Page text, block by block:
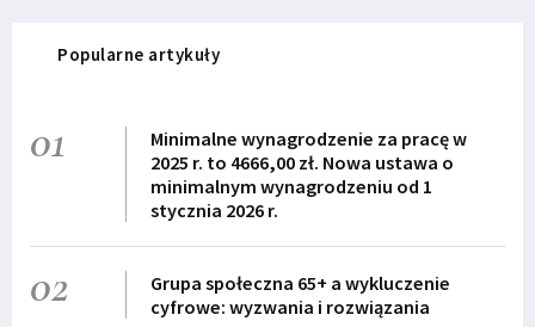
Popularne artykuły
01
Minimalne wynagrodzenie za pracę w
2025 r. to 4666,00 zł. Nowa ustawa o
minimalnym wynagrodzeniu od 1
stycznia 2026 r.
02
Grupa społeczna 65+ a wykluczenie
cyfrowe: wyzwania i rozwiązania